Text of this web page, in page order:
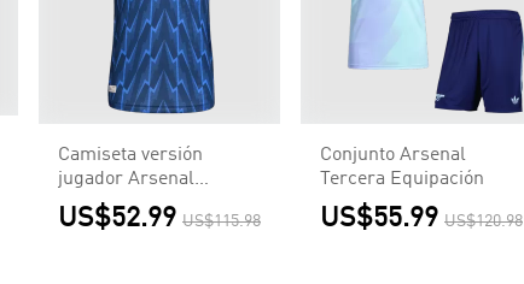
Camiseta versión
jugador Arsenal
2025/26 Segunda
Equipación - Versión
US$52.99 US$115.98
Conjunto Arsenal
Tercera Equipación
US$55.99 US$120.98